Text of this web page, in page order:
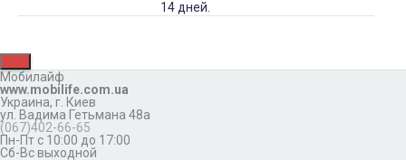
14 дней.
Мобилайф
www.mobilife.com.ua
Украина, г. Киев
ул. Вадима Гетьмана 48а
(067)402-66-65
Пн-Пт с 10:00 до 17:00
Сб-Вс выходной